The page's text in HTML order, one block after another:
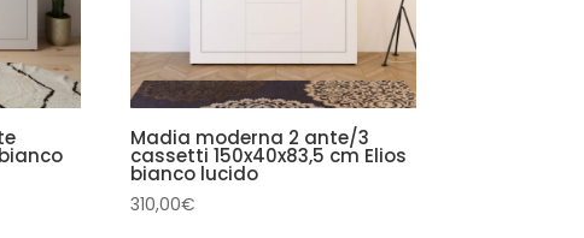
Madia moderna 2 ante/3
cassetti 150x40x83,5 cm Elios
bianco lucido
310,00€